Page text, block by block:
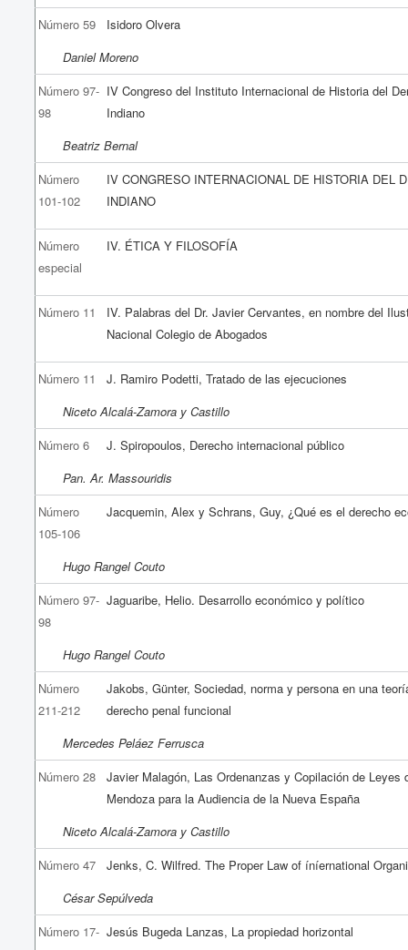
Número 59
Isidoro Olvera
Daniel Moreno
Número 97-
98
IV Congreso del Instituto Internacional de Historia del
Indiano
Beatriz Bernal
Número
101-102
IV CONGRESO INTERNACIONAL DE HISTORIA DEL
INDIANO
Número
especial
IV. ÉTICA Y FILOSOFÍA
Número 11
IV. Palabras del Dr. Javier Cervantes, en nombre del
Nacional Colegio de Abogados
Número 11
J. Ramiro Podetti, Tratado de las ejecuciones
Niceto Alcalá-Zamora y Castillo
Número 6
J. Spiropoulos, Derecho internacional público
Pan. Ar. Massouridis
Número
105-106
Jacquemin, Alex y Schrans, Guy, ¿Qué es el derecho
Hugo Rangel Couto
Número 97-
98
Jaguaribe, Helio. Desarrollo económico y político
Hugo Rangel Couto
Número
211-212
Jakobs, Günter, Sociedad, norma y persona en una
derecho penal funcional
Mercedes Peláez Ferrusca
Número 28
Javier Malagón, Las Ordenanzas y Copilación de Leyes
Mendoza para la Audiencia de la Nueva España
Niceto Alcalá-Zamora y Castillo
Número 47
Jenks, C. Wilfred. The Proper Law of íníernational
César Sepúlveda
Número 17- Jesús Bugeda Lanzas, La propiedad horizontal